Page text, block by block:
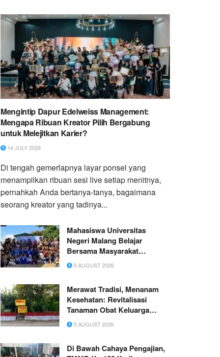
Mengintip Dapur Edelweiss Management:
Mengapa Ribuan Kreator Pilih Bergabung
untuk Melejitkan Karier?
14 JULY 2026
Di tengah gemerlapnya layar ponsel yang
menampilkan ribuan sesi live setiap menitnya,
pernahkah Anda bertanya-tanya, bagaimana
seorang kreator yang tadinya...
Mahasiswa Universitas
Negeri Malang Belajar
Bersama Masyarakat
mengadakan Lomba
Mewarnai untuk Jenjang
Sumberdodol dengan Tema
“Ekspresikan Kreativitasmu
dengan Warna”
5 AUGUST 2026
Merawat Tradisi, Menanam
Kesehatan: Revitalisasi
Tanaman Obat Keluarga
(TOGA) Berbasis
Pemberdayaan Masyarakat di
Limo Koto, Kecamatan Koto
5 AUGUST 2026
Di Bawah Cahaya Pengajian,